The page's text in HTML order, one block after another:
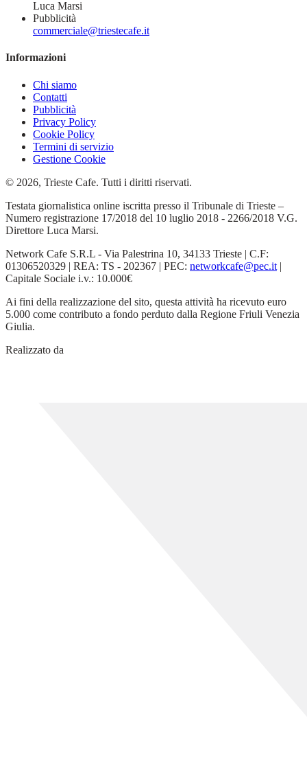
Luca Marsi
Pubblicità
commerciale@triestecafe.it
Informazioni
Chi siamo
Contatti
Pubblicità
Privacy Policy
Cookie Policy
Termini di servizio
Gestione Cookie
© 2026, Trieste Cafe. Tutti i diritti riservati.
Testata giornalistica online iscritta presso il Tribunale di Trieste –
Numero registrazione 17/2018 del 10 luglio 2018 - 2266/2018 V.G.
Direttore Luca Marsi.
Network Cafe S.R.L - Via Palestrina 10, 34133 Trieste | C.F:
01306520329 | REA: TS - 202367 | PEC: networkcafe@pec.it |
Capitale Sociale i.v.: 10.000€
Ai fini della realizzazione del sito, questa attività ha ricevuto euro
5.000 come contributo a fondo perduto dalla Regione Friuli Venezia
Giulia.
Realizzato da